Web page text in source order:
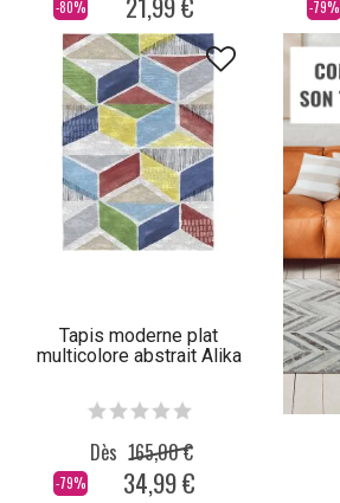
-80% -79%
Tapis moderne plat
multicolore abstrait Alika
-79%
Dès 165,00 €
34,99 €